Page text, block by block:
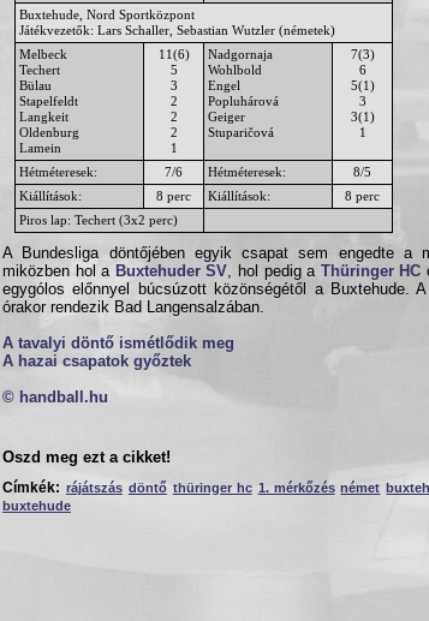
Buxtehude, Nord Sportközpont
Játékvezetők: Lars Schaller, Sebastian Wutzler (németek)
Melbeck
Techert
Bülau
Stapelfeldt
Langkeit
Oldenburg
Lamein
11(6)
5
3
2
2
2
1
Nadgornaja
Wohlbold
Engel
Popluhárová
Geiger
Stuparičová
7(3)
6
5(1)
3
3(1)
1
Hétméteresek: 7/6 Hétméteresek:
8/5
Kiállítások:
8 perc Kiállítások:
8 perc
Piros lap: Techert (3x2 perc)
A Bundesliga döntőjében egyik csapat sem engedte a
miközben hol a Buxtehuder SV , hol pedig a Thüringer HC
egygólos előnnyel búcsúzott közönségétől a Buxtehude.
órakor rendezik Bad Langensalzában.
A tavalyi döntő ismétlődik meg
A hazai csapatok győztek
© handball.hu
Oszd meg ezt a cikket!
Címkék: rájátszás döntő thüringer hc 1. mérkőzés német
buxtehude